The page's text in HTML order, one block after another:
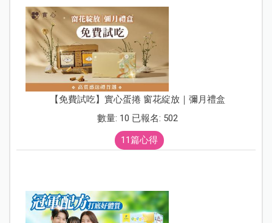
【免費試吃】實心蛋捲 窗花綻放｜彌月禮盒
數量: 10 已報名: 502
11篇心得